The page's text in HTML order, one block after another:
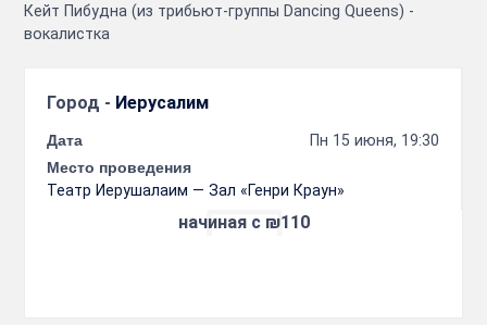
Кейт Пибудна (из трибьют-группы Dancing Queens) -
вокалистка
Город - Иерусалим
Дата
Пн 15 июня, 19:30
Место проведения
Театр Иерушалаим — Зал «Генри Краун»
начиная с ₪110